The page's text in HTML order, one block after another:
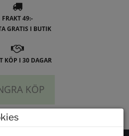
FRAKT 49:-
GRATIS I BUTIK
KÖP I 30 DAGAR
KÖP